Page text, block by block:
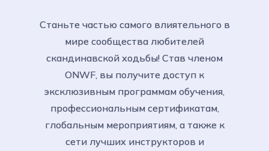
Станьте частью самого влиятельного в
мире сообщества любителей
скандинавской ходьбы! Став членом
ONWF, вы получите доступ к
эксклюзивным программам обучения,
профессиональным сертификатам,
глобальным мероприятиям, а также к
сети лучших инструкторов и